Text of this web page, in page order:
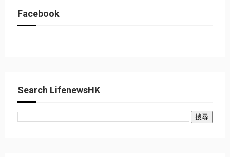
Facebook
Search LifenewsHK